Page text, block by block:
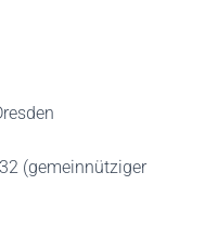
(gemeinnütziger